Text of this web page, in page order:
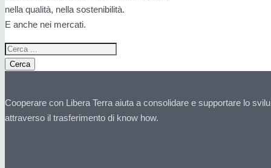
nella qualità, nella sostenibilità.
E anche nei mercati.
Cerca
Cooperare con Libera Terra aiuta a consolidare e supportare lo
attraverso il trasferimento di know how.